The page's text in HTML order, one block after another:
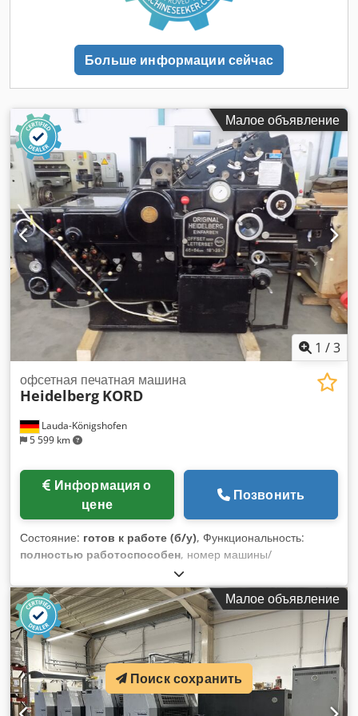
печати Устройство подачи бумаги Albert Einzugswerk
Печатающая секция Albert Druckeinheit, оснащённая: -
Системой увлажнения Baldwin с управлением с главного
пульта - Системой управления подачей краски с главного
пульта - Системой мойки офсетного полотна Envetron -
Hauptantrieb Газовая сушильная печь: M.E.G. Sigma
Trockner Электрооборудование Baumuller Nordberg
Фальцаппарат Albert Frankenthal с продольной и
поперечной перфорацией, продольным резом бумаги (450
мм) и формированием 32-страничных тетрадей
Дистанционные пульты управления размещены в
отдельном изолированном помещении Dcjdezcn Dbspfx
Akkek Аппарат для складывания и подготовки формных
пластин Комплект инструкций по эксплуатации,
электрические схемы и запасные части Один владелец, всё
время находилась на одной площадке Машина в отличном
техническом состоянии Возможна продажа "как есть" либо
с демонтажем и загрузкой на транспорт За дополнительной
информацией обращайтесь Возможна отдельная продажа
с машиной: — Продольный штабелёр с автоматической
паллетайзер для пакетов (Финляндия)
Больше информации сейчас
Малое объявление
1 /3
Lauda-Königshofen
5 599 km
офсетная печатная машина
Heidelberg KORD
цене
Позвонить
Состояние: готов к работе (б/у), Функциональность:
полностью работоспособен, номер машины/
330553
машина Heidelberg KORD, 1-цветная, номер машины
330553, 46 x 64 см, в хорошем состоянии, доступна
немедленно. При заинтересованности мы с удовольствием
предоставим информацию о других машинах, имеющихся
у нас. Вы можете посетить наш офис для осмотра машины
по предварительной договорённости. Djdpfx Aszivg
Aokksck
Малое объявление
Поиск сохранить